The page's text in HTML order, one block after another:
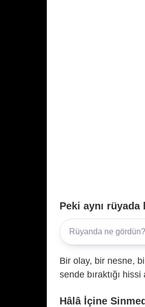
Peki aynı rüyada
Bir olay, bir nesne,
sende bıraktığı hissi
Hâlâ İçine